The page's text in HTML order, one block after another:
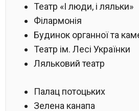
Театр «І люди, і ляльки»
Філармонія
Будинок органної та
Театр ім. Лесі Українки
Ляльковий театр
Палац потоцьких
Зелена канапа